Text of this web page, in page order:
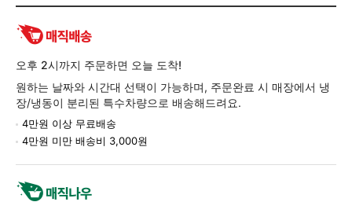
교
환/
반
품
정
보
오후 2시까지 주문하면 오늘 도착!
원하는 날짜와 시간대 선택이 가능하며, 주문완료 시 매장에서 냉
장/냉동이 분리된 특수차량으로 배송해드려요.
4만원 이상 무료배송
4만원 미만 배송비 3,000원